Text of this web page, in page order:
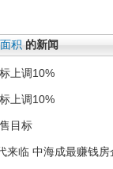
积 的新闻
上调10%
上调10%
目标
来临 中海成最赚钱房